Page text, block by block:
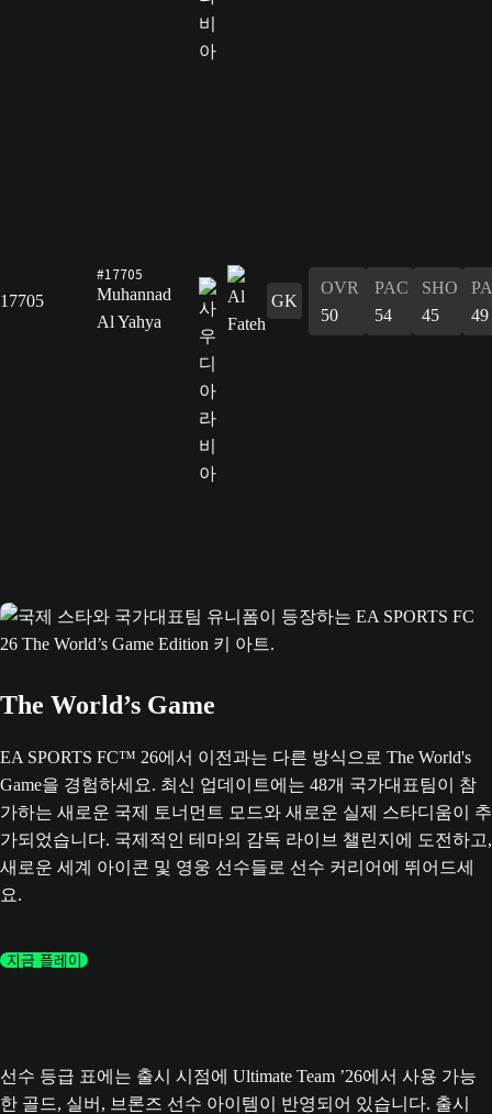
17705
#17705
Muhannad
Al Yahya
GK
OVR
50
PAC
54
SHO
45
49
The World’s Game
EA SPORTS FC™ 26에서 이전과는 다른 방식으로 The World's
Game을 경험하세요. 최신 업데이트에는 48개 국가대표팀이 참
가하는 새로운 국제 토너먼트 모드와 새로운 실제 스타디움이 추
가되었습니다. 국제적인 테마의 감독 라이브 챌린지에 도전하고,
새로운 세계 아이콘 및 영웅 선수들로 선수 커리어에 뛰어드세
요.
지금 플레이
선수 등급 표에는 출시 시점에 Ultimate Team ’26에서 사용 가능
한 골드, 실버, 브론즈 선수 아이템이 반영되어 있습니다. 출시